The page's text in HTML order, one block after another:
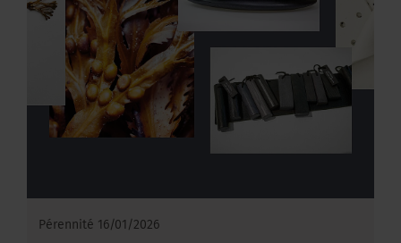
Pérennité 16/01/2026